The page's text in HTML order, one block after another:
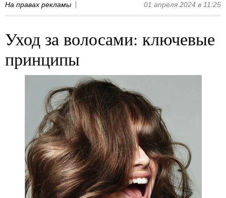
На правах рекламы 01 апреля 2024 в 11:25
Уход за волосами: ключевые
принципы